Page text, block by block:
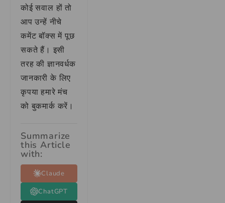
कोई सवाल हों तो
आप उन्हें नीचे
कमेंट बॉक्स में पूछ
सकते हैं। इसी
तरह की ज्ञानवर्धक
जानकारी के लिए
कृपया हमारे मंच
को बुकमार्क करें।
Summarize
this Article
with:
Claude
ChatGPT